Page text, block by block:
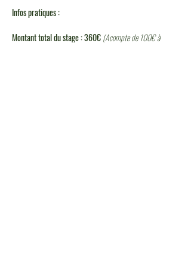
Infos pratiques :
Montant total du stage : 360€ (Acompte de 100€ à